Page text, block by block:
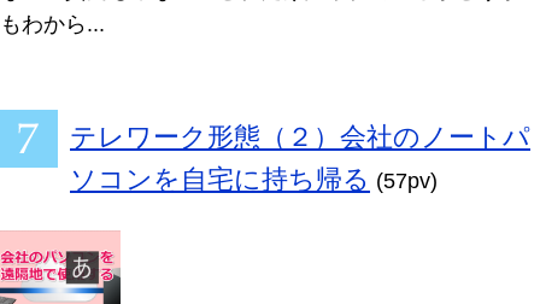
もわから...
テレワーク形態（２）会社のノートパ
ソコンを自宅に持ち帰る (57pv)